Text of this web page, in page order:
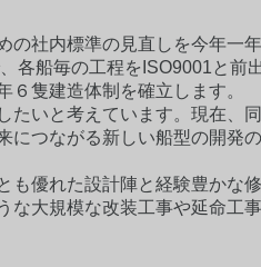
の社内標準の見直しを今年一
各船毎の工程をISO9001と前
隻建造体制を確立します。
たいと考えています。現在、
つながる新しい船型の開発
も優れた設計陣と経験豊かな
大規模な改装工事や延命工